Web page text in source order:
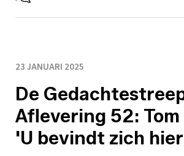
23 JANUARI 2025
De
Aflevering 52: Tom
'U bevindt zich